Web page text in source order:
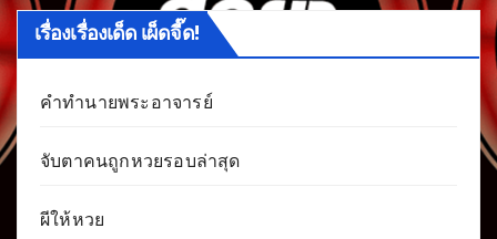
เรื่องเรื่องเด็ด เผ็ดจี๊ด!
คำทำนายพระอาจารย์
จับตาคนถูกหวยรอบล่าสุด
ผีให้หวย